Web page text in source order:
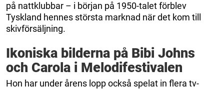
på nattklubbar – i början på 1950-talet förblev
Tyskland hennes största marknad när det kom till
skivförsäljning.
Ikoniska bilderna på Bibi Johns
och Carola i Melodifestivalen
Hon har under årens lopp också spelat in flera tv-